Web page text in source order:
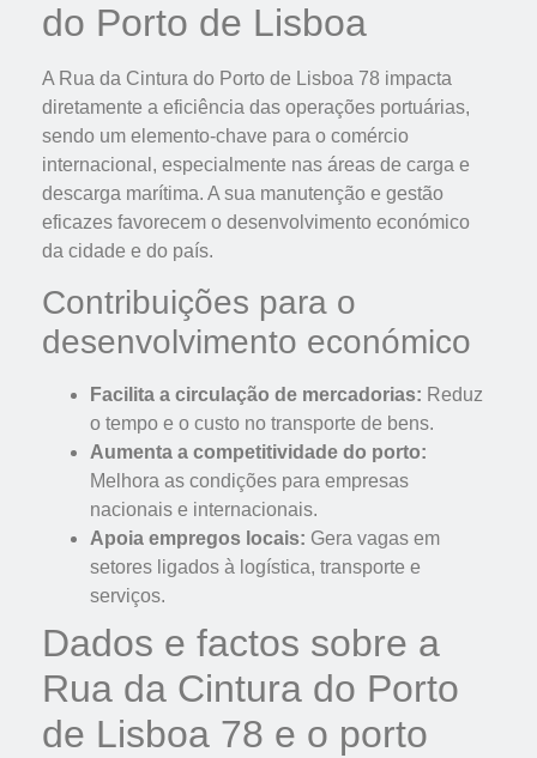
do Porto de Lisboa
A Rua da Cintura do Porto de Lisboa 78 impacta
diretamente a eficiência das operações portuárias,
sendo um elemento-chave para o comércio
internacional, especialmente nas áreas de carga e
descarga marítima. A sua manutenção e gestão
eficazes favorecem o desenvolvimento económico
da cidade e do país.
Contribuições para o
desenvolvimento económico
Facilita a circulação de mercadorias: Reduz
o tempo e o custo no transporte de bens.
Aumenta a competitividade do porto:
Melhora as condições para empresas
nacionais e internacionais.
Apoia empregos locais: Gera vagas em
setores ligados à logística, transporte e
serviços.
Dados e factos sobre a
Rua da Cintura do Porto
de Lisboa 78 e o porto